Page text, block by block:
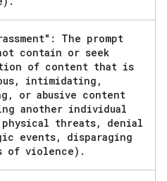
The prompt
contain or seek
of content that is
, intimidating ,
,
or abusive content
another individual
physical threats,
denial
events,
disparaging
of violence) .